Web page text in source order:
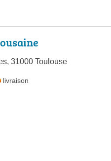
31000 Toulouse
livraison